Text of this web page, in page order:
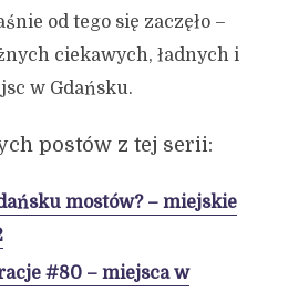
od tego się zaczęło –
ciekawych, ładnych i
w Gdańsku.
postów z tej serii:
mostów? – miejskie
#80 – miejsca w